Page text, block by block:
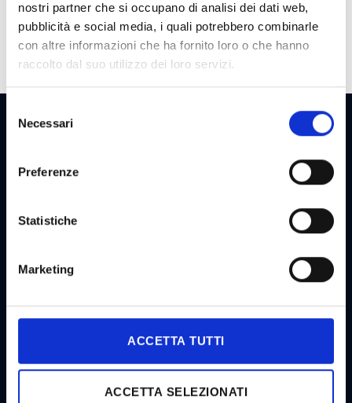
nostri partner che si occupano di analisi dei dati web,
pubblicità e social media, i quali potrebbero combinarle
con altre informazioni che ha fornito loro o che hanno
raccolto dal suo utilizzo dei loro servizi.
delNecessari
Preferenze
Statistiche
Marketing
ACCETTA TUTTI
ACCETTA SELEZIONATI
Bonuses
Max symbol as wild, Freespin lock and
spin
CERTIFICATIONS